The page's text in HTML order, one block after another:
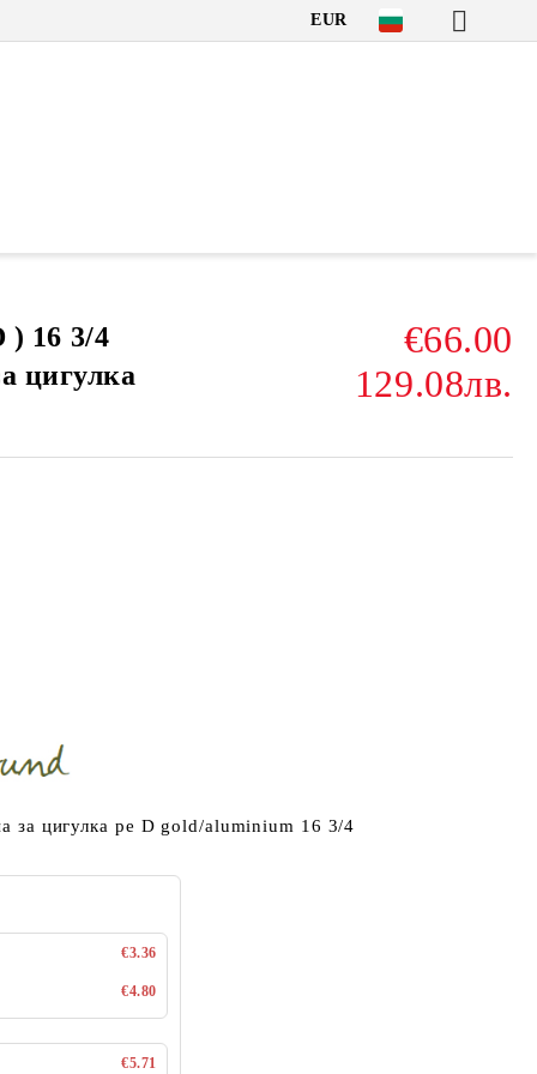
EUR
) 16 3/4
цигулка
€66.00
129.08лв.
за цигулка ре D gold/aluminium 16 3/4
€3.36
€4.80
€5.71